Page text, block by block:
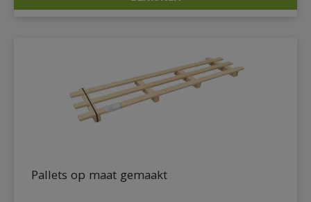
DETAILS
Pallets op maat gemaakt